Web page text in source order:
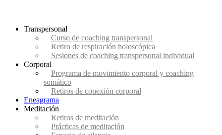
Transpersonal
Curso de coaching transpersonal
Retiro de respiración holoscópica
Sesiones de coaching transpersonal individual
Corporal
Programa de movimiento corporal y coaching
somático
Retiros de conexión corporal
Eneagrama
Meditación
Retiros de meditación
Prácticas de meditación